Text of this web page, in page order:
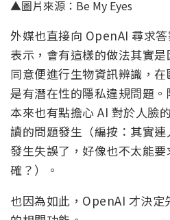
▲圖片來源：Be My Eyes
外媒也直接向 OpenAI 尋求
表示，會有這樣的做法其實
同意便進行生物資訊辨識，
是有潛在性的隱私違規問題
本來也有點擔心 AI 對於人臉
讀的問題發生（編按：其實連
發生失誤了，好像也不太能
確？）。
也因為如此，OpenAI 才決定